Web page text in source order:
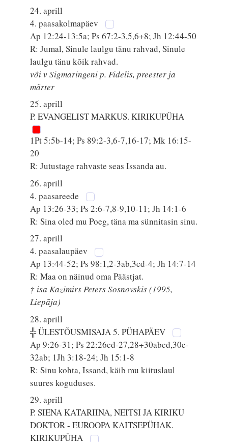
24. aprill
4. paasakolmapäev
Ap 12:24-13:5a; Ps 67:2-3,5,6+8; Jh 12:44-50
R: Jumal, Sinule laulgu tänu rahvad, Sinule
laulgu tänu kõik rahvad.
või v Sigmaringeni p. Fidelis, preester ja
märter
25. aprill
P. EVANGELIST MARKUS. KIRIKUPÜHA
1Pt 5:5b-14; Ps 89:2-3,6-7,16-17; Mk 16:15-
20
R: Jutustage rahvaste seas Issanda au.
26. aprill
4. paasareede
Ap 13:26-33; Ps 2:6-7,8-9,10-11; Jh 14:1-6
R: Sina oled mu Poeg, täna ma sünnitasin sinu.
27. aprill
4. paasalaupäev
Ap 13:44-52; Ps 98:1,2-3ab,3cd-4; Jh 14:7-14
R: Maa on näinud oma Päästjat.
† isa Kazimirs Peters Sosnovskis (1995,
Liepāja)
28. aprill
╬ ÜLESTÕUSMISAJA 5. PÜHAPÄEV
Ap 9:26-31; Ps 22:26cd-27,28+30abcd,30e-
32ab; 1Jh 3:18-24; Jh 15:1-8
R: Sinu kohta, Issand, käib mu kiituslaul
suures koguduses.
29. aprill
P. SIENA KATARIINA, NEITSI JA KIRIKU
DOKTOR - EUROOPA KAITSEPÜHAK.
KIRIKUPÜHA